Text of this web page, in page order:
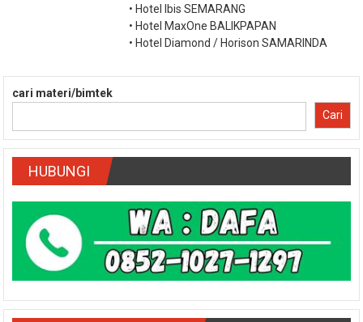
• Hotel Ibis SEMARANG
• Hotel MaxOne BALIKPAPAN
• Hotel Diamond / Horison SAMARINDA
cari materi/bimtek
Cari
HUBUNGI